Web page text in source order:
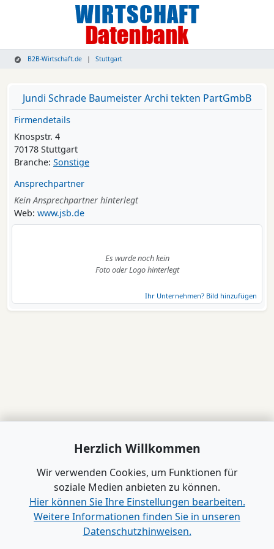
B2B-Wirtschaft.de Stuttgart
Jundi Schrade Baumeister Archi tekten PartGmbB
Firmendetails
Knospstr. 4
70178 Stuttgart
Branche: Sonstige
Ansprechpartner
Kein Ansprechpartner hinterlegt
Web: www.jsb.de
Es wurde noch kein
Foto oder Logo hinterlegt
Ihr Unternehmen? Bild hinzufügen
Herzlich Willkommen
Wir verwenden Cookies, um Funktionen für
soziale Medien anbieten zu können.
Hier können Sie Ihre Einstellungen bearbeiten.
Weitere Informationen finden Sie in unseren
Datenschutzhinweisen.